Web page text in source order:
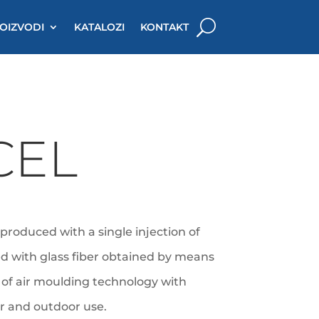
KATALOZI KONTAKT
with a single injection of
with glass fiber obtained by means
air moulding technology with
and outdoor use.